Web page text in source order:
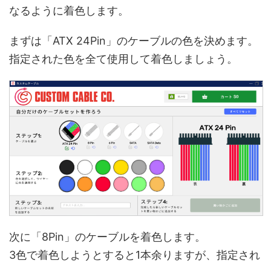
なるように着色します。
まずは「ATX 24Pin」のケーブルの色を決めます。
指定された色を全て使用して着色しましょう。
次に「8Pin」のケーブルを着色します。
3色で着色しようとすると1本余りますが、指定され